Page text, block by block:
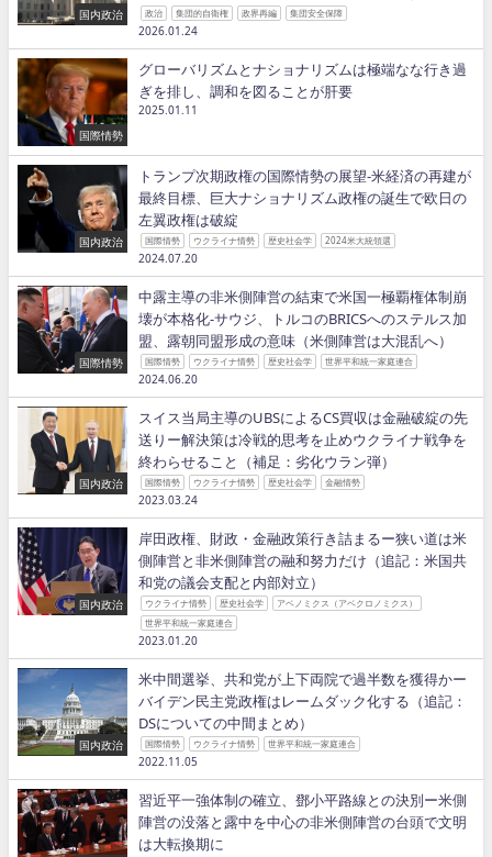
国内政治 政治 集団的自衛権 政界再編 集団安全保障
2026.01.24
国際情勢
グローバリズムとナショナリズムは極端なな行き過
ぎを排し、調和を図ることが肝要
2025.01.11
国内政治
トランプ次期政権の国際情勢の展望−米経済の再建が
最終目標、巨大ナショナリズム政権の誕生で欧日の
左翼政権は破綻
国際情勢 ウクライナ情勢 歴史社会学 2024米大統領選
2024.07.20
国際情勢
中露主導の非米側陣営の結束で米国一極覇権体制崩
壊が本格化−サウジ、トルコのBRICSへのステルス加
盟、露朝同盟形成の意味（米側陣営は大混乱へ）
国際情勢 ウクライナ情勢 歴史社会学 世界平和統一家庭連合
2024.06.20
国内政治
スイス当局主導のUBSによるCS買収は金融破綻の先
送りー解決策は冷戦的思考を止めウクライナ戦争を
終わらせること（補足：劣化ウラン弾）
国際情勢 ウクライナ情勢 歴史社会学 金融情勢
2023.03.24
国内政治
岸田政権、財政・金融政策行き詰まるー狭い道は米
側陣営と非米側陣営の融和努力だけ（追記：米国共
和党の議会支配と内部対立）
ウクライナ情勢 歴史社会学
アベノミクス（アベクロノミクス）
世界平和統一家庭連合
2023.01.20
国内政治
米中間選挙、共和党が上下両院で過半数を獲得かー
バイデン民主党政権はレームダック化する（追記：
DSについての中間まとめ）
国際情勢 ウクライナ情勢 世界平和統一家庭連合
2022.11.05
習近平一強体制の確立、鄧小平路線との決別ー米側
陣営の没落と露中を中心の非米側陣営の台頭で文明
は大転換期に